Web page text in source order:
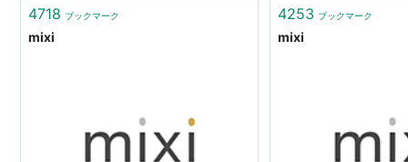
4718 ブックマーク
mixi
4253 ブックマーク
mixi